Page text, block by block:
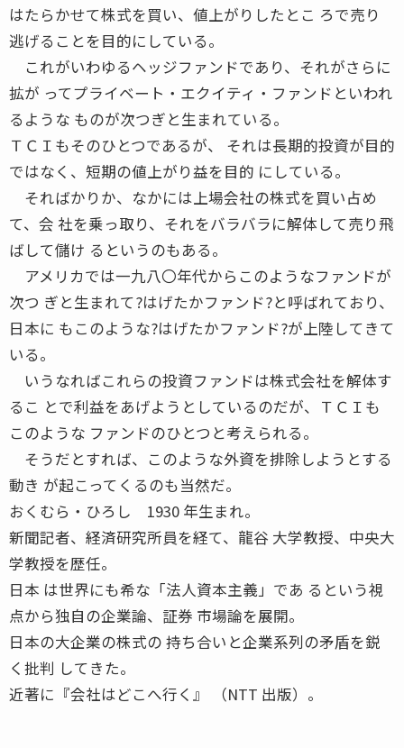
はたらかせて株式を買い、値上がりしたとこ ろで売り
逃げることを目的にしている。
これがいわゆるヘッジファンドであり、それがさらに
拡が ってプライベート・エクイティ・ファンドといわれ
るような ものが次つぎと生まれている。
ＴＣＩもそのひとつであるが、 それは長期的投資が目的
ではなく、短期の値上がり益を目的 にしている。
そればかりか、なかには上場会社の株式を買い占め
て、会 社を乗っ取り、それをバラバラに解体して売り飛
ばして儲け るというのもある。
アメリカでは一九八〇年代からこのようなファンドが
次つ ぎと生まれて?はげたかファンド?と呼ばれており、
日本に もこのような?はげたかファンド?が上陸してきて
いる。
いうなればこれらの投資ファンドは株式会社を解体す
るこ とで利益をあげようとしているのだが、ＴＣＩも
このような ファンドのひとつと考えられる。
そうだとすれば、このような外資を排除しようとする
動き が起こってくるのも当然だ。
おくむら・ひろし 1930 年生まれ。
新聞記者、経済研究所員を経て、龍谷 大学教授、中央大
学教授を歴任。
日本 は世界にも希な「法人資本主義」であ るという視
点から独自の企業論、証券 市場論を展開。
日本の大企業の株式の 持ち合いと企業系列の矛盾を鋭
く批判 してきた。
近著に『会社はどこへ行く』 （NTT 出版）。